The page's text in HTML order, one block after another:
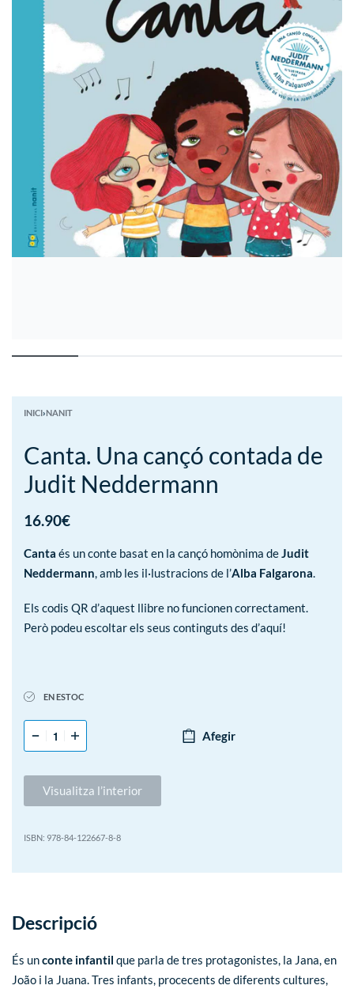
INICI›NANIT
Canta. Una cançó contada de
Judit Neddermann
16.90€
Canta és un conte basat en la cançó homònima deJudit
Neddermann, amb les il·lustracions de l’Alba Falgarona.
Els codis QR d’aquest llibre no funcionen correctament.
Però podeu escoltar els seus continguts des d’aquí!
EN ESTOC
Afegir
Visualitza l’interior
978-84-122667-8-8
Descripció
És unconte infantil que parla de tres protagonistes, la Jana, en
João i la Juana. Tres infants, procecents de diferents cultures,